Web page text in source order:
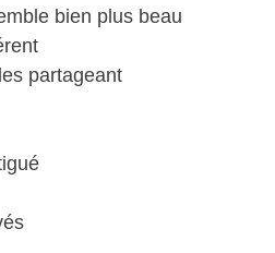
bien plus beau
partageant